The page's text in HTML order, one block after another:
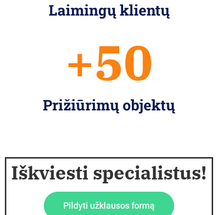
Laimingų klientų
Prižiūrimų objektų
+50
Iškviesti specialistus!
Pildyti užklausos formą